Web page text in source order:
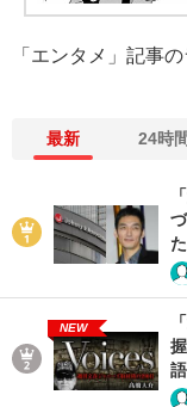
「エンタメ」記事
最新 24時間
NEW